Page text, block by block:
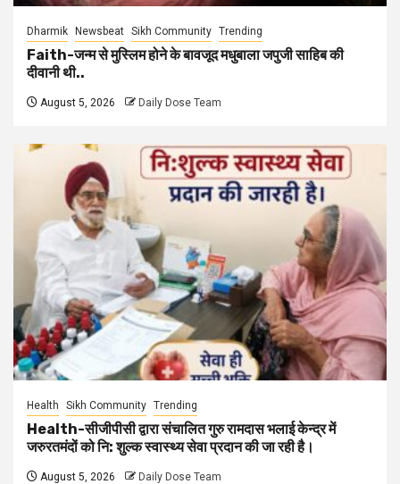
Dharmik Newsbeat Sikh Community Trending
Faith-जन्म से मुस्लिम होने के बावजूद मधुबाला जपुजी साहिब की
दीवानी थी..
August 5, 2026 Daily Dose Team
Health Sikh Community Trending
Health-सीजीपीसी द्वारा संचालित गुरु रामदास भलाई केन्द्र में
जरुरतमंदों को नि: शुल्क स्वास्थ्य सेवा प्रदान की जा रही है।
August 5, 2026 Daily Dose Team